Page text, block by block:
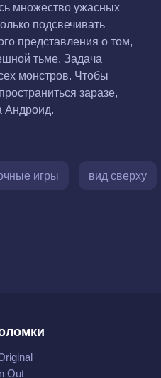
множество ужасных
подсвечивать
представления о том,
тьме. Задача
монстров. Чтобы
заразе,
Андроид.
игры вид сверху
Out